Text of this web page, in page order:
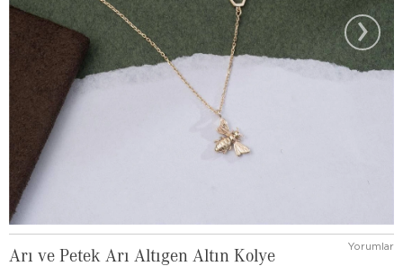
›
Arı ve Petek Arı Altıgen Altın Kolye Yorumlar